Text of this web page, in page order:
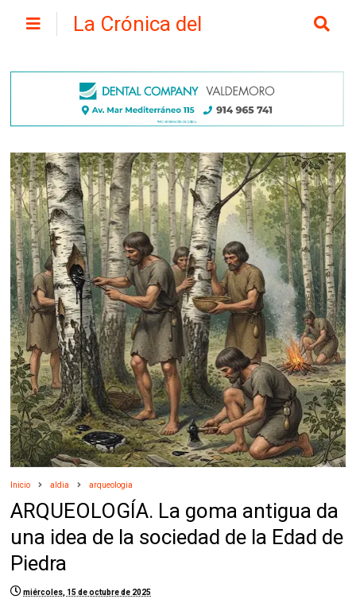
La Crónica del
Inicio aldia arqueologia
ARQUEOLOGÍA. La goma antigua da
una idea de la sociedad de la Edad de
Piedra
miércoles, 15 de octubre de 2025